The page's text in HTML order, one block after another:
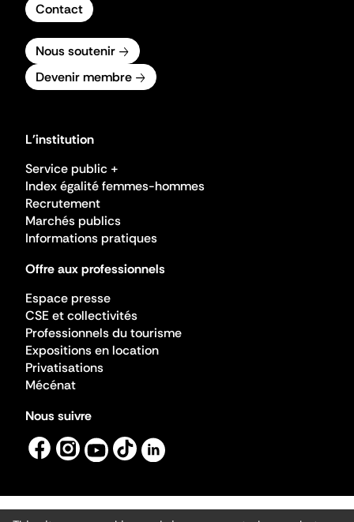
Contact
Nous soutenir
Devenir membre
L'institution
Service public +
Index égalité femmes-hommes
Recrutement
Marchés publics
Informations pratiques
Offre aux professionnels
Espace presse
CSE et collectivités
Professionnels du tourisme
Expositions en location
Privatisations
Mécénat
Nous suivre